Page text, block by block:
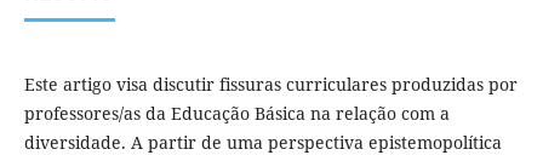
Este artigo visa discutir fissuras curriculares produzidas por
professores/as da Educação Básica na relação com a
diversidade. A partir de uma perspectiva epistemopolítica